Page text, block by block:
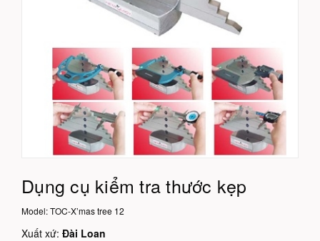
Dụng cụ kiểm tra thước kẹp
Model:TOC-X’mas tree 12
Xuất xứ: Đài Loan